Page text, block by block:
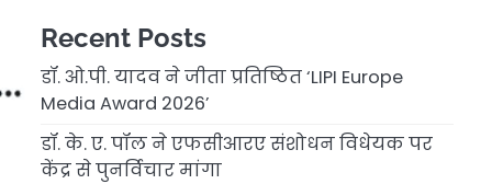
Recent Posts
डॉ. ओ.पी. यादव ने जीता प्रतिष्ठित ‘LIPI Europe
Media Award 2026’
डॉ. के. ए. पॉल ने एफसीआरए संशोधन विधेयक पर
केंद्र से पुनर्विचार मांगा